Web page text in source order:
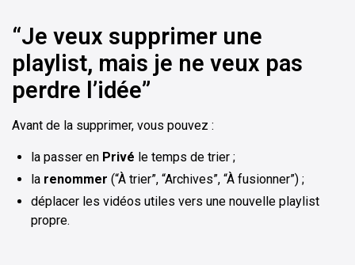
“Je veux supprimer une
playlist, mais je ne veux pas
perdre l’idée”
Avant de la supprimer, vous pouvez :
la passer en Privé le temps de trier ;
la renommer (“À trier”, “Archives”, “À fusionner”) ;
déplacer les vidéos utiles vers une nouvelle playlist
propre.